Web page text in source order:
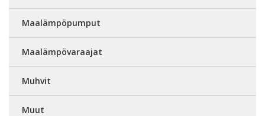
Maalämpöpumput
Maalämpövaraajat
Muhvit
Muut